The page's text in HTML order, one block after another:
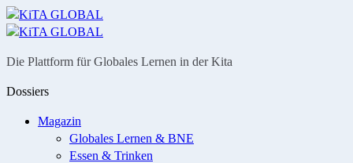
Menü
Suche
Die Plattform für Globales Lernen in der Kita
Dossiers
Magazin
Globales Lernen & BNE
Essen & Trinken